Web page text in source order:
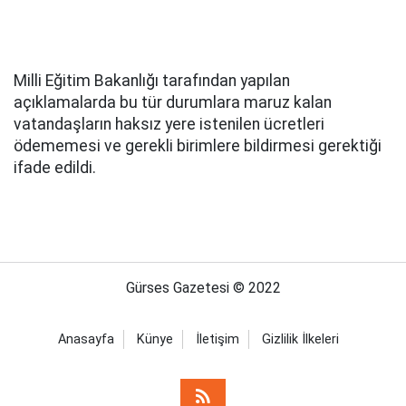
Milli Eğitim Bakanlığı tarafından yapılan
açıklamalarda bu tür durumlara maruz kalan
vatandaşların haksız yere istenilen ücretleri
ödememesi ve gerekli birimlere bildirmesi gerektiği
ifade edildi.
Gürses Gazetesi © 2022
Anasayfa Künye İletişim Gizlilik İlkeleri